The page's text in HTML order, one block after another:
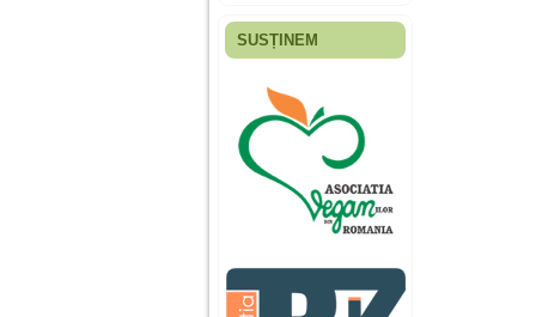
Fiica mea s-a nascut
ani, privind in urma
realizez cat de multe
greseli am facut in
educatia si cresterea
ei, am fost o mama
egoista, preocupata
de implinirea
profesionala, cand ea
era mica am neglijat-
agresiva, orice
greseala era taxata cu
o palma sau pedepse.
SUSȚINEM